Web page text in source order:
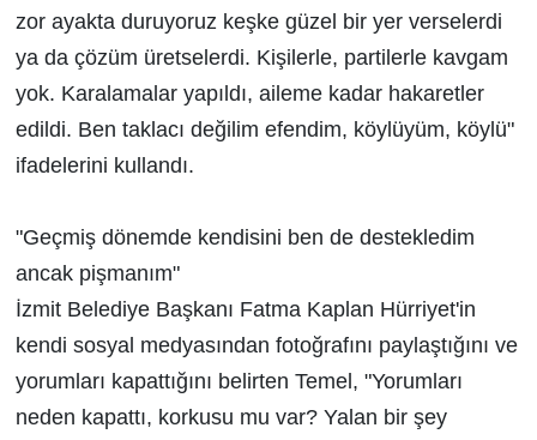
zor ayakta duruyoruz keşke güzel bir yer verselerdi
ya da çözüm üretselerdi. Kişilerle, partilerle kavgam
yok. Karalamalar yapıldı, aileme kadar hakaretler
edildi. Ben taklacı değilim efendim, köylüyüm, köylü"
ifadelerini kullandı.
"Geçmiş dönemde kendisini ben de destekledim
ancak pişmanım"
İzmit Belediye Başkanı Fatma Kaplan Hürriyet'in
kendi sosyal medyasından fotoğrafını paylaştığını ve
yorumları kapattığını belirten Temel, "Yorumları
neden kapattı, korkusu mu var? Yalan bir şey